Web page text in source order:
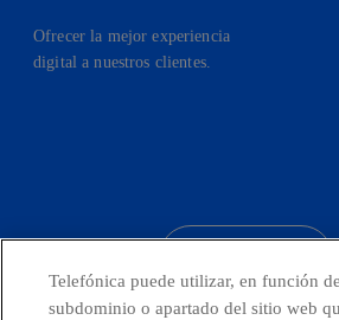
Ofrecer la mejor experiencia
digital a nuestros clientes.
Telefónica puede utilizar, en función
subdominio o apartado del sitio web